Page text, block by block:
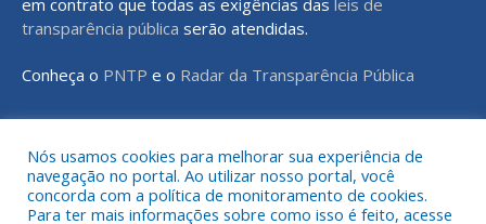
em contrato que todas as exigências das leis de
transparência pública serão atendidas.
Conheça o PNTP e o Radar da Transparência Pública
Todos os direitos reservados a Prefeitura Municipal de Rondon do
Pará
Nós usamos cookies para melhorar sua experiência de
navegação no portal. Ao utilizar nosso portal, você
concorda com a política de monitoramento de cookies.
Para ter mais informações sobre como isso é feito, acesse